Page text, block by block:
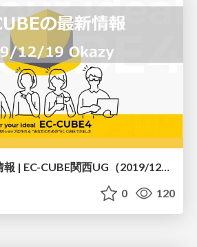
EC-CUBEの最新情報 | EC-CUBE関西UG（2019/12/19）
0 120